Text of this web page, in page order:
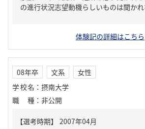
の進行状況志望動機らしいものは聞かれ
体験記の詳細はこちら
08年卒 文系
女性
学校名 ： 摂南大学
職種 ： 非公開